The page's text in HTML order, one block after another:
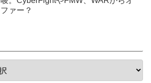
ファー？